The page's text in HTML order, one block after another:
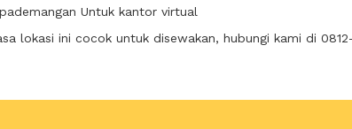
Untuk kantor virtual
lokasi ini cocok untuk disewakan, hubungi kami di